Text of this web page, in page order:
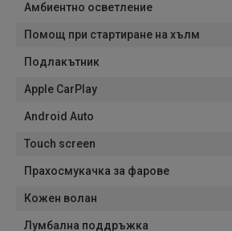
Амбиентно осветление
Помощ при стартиране на хълм
Подлакътник
Apple CarPlay
Android Auto
Touch screen
Прахосмукачка за фарове
Кожен волан
Лумбална поддръжка